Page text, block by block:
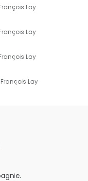
Lay
Lay
Lay
Lay